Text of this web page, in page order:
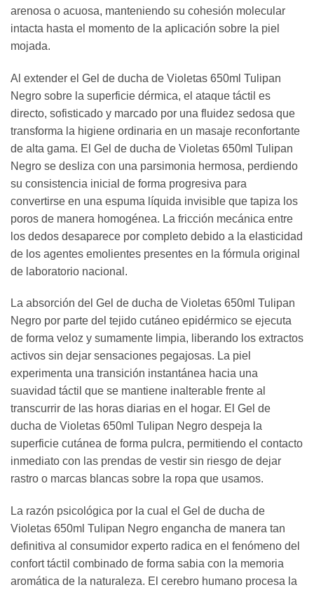
arenosa o acuosa, manteniendo su cohesión molecular
intacta hasta el momento de la aplicación sobre la piel
mojada.
Al extender el Gel de ducha de Violetas 650ml Tulipan
Negro sobre la superficie dérmica, el ataque táctil es
directo, sofisticado y marcado por una fluidez sedosa que
transforma la higiene ordinaria en un masaje reconfortante
de alta gama. El Gel de ducha de Violetas 650ml Tulipan
Negro se desliza con una parsimonia hermosa, perdiendo
su consistencia inicial de forma progresiva para
convertirse en una espuma líquida invisible que tapiza los
poros de manera homogénea. La fricción mecánica entre
los dedos desaparece por completo debido a la elasticidad
de los agentes emolientes presentes en la fórmula original
de laboratorio nacional.
La absorción del Gel de ducha de Violetas 650ml Tulipan
Negro por parte del tejido cutáneo epidérmico se ejecuta
de forma veloz y sumamente limpia, liberando los extractos
activos sin dejar sensaciones pegajosas. La piel
experimenta una transición instantánea hacia una
suavidad táctil que se mantiene inalterable frente al
transcurrir de las horas diarias en el hogar. El Gel de
ducha de Violetas 650ml Tulipan Negro despeja la
superficie cutánea de forma pulcra, permitiendo el contacto
inmediato con las prendas de vestir sin riesgo de dejar
rastro o marcas blancas sobre la ropa que usamos.
La razón psicológica por la cual el Gel de ducha de
Violetas 650ml Tulipan Negro engancha de manera tan
definitiva al consumidor experto radica en el fenómeno del
confort táctil combinado de forma sabia con la memoria
aromática de la naturaleza. El cerebro humano procesa la